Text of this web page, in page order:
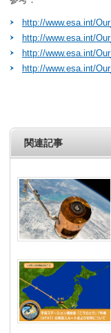
http://www.esa.int/
http://www.esa.int/
http://www.esa.int/
http://www.esa.int/
関連記事